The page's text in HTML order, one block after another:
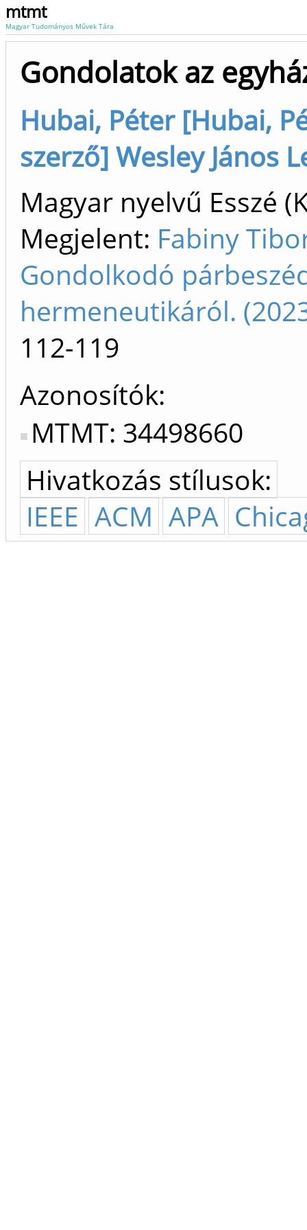
mtmt
Magyar Tudományos Művek Tára
Gondolatok az
Hubai, Péter [Hubai,
szerző] Wesley János
Magyar nyelvű Esszé
Megjelent: Fabiny
Gondolkodó
hermeneutikáról.
112-119
Azonosítók
MTMT: 34498660
Hivatkozás stílusok:
IEEE ACM APA